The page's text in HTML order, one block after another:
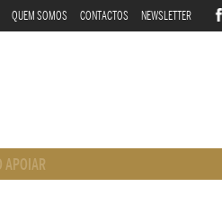
QUEM SOMOS CONTACTOS NEWSLETTER
APOIAR